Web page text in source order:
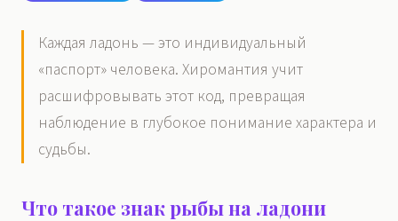
Каждая ладонь — это индивидуальный
«паспорт» человека. Хиромантия учит
расшифровывать этот код, превращая
наблюдение в глубокое понимание характера и
судьбы.
Что такое знак рыбы на ладони